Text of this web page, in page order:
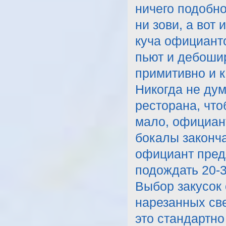
ничего
ни зови, а вот
куча
пьют и
примитивно и
Никогда не
ресторана,
мало,
бокалы
официант
подождать 20-
Выбор
нарезанных
это